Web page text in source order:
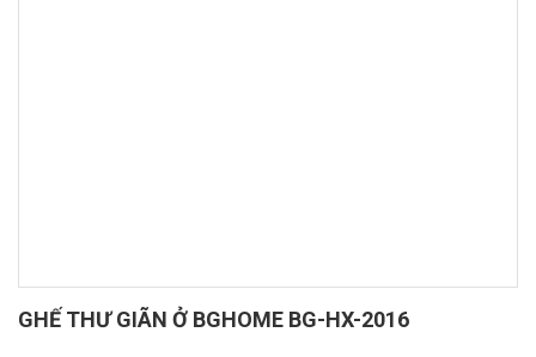
GHẾ THƯ GIÃN Ở BGHOME BG-HX-2016